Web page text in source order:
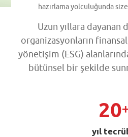
hazırlama yolculuğunda
Uzun yıllara dayanan
organizasyonların
yönetişim (ESG)
bütünsel bir şekilde
20
yıl